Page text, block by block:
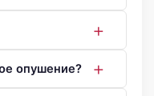
опушение?